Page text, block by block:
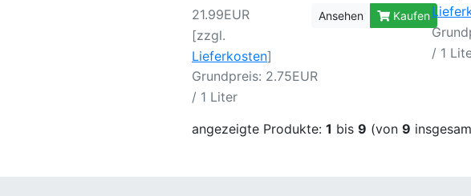
21.99EUR
[zzgl.
Lieferkosten]
Grundpreis: 2.75EUR
/ 1 Liter
Ansehen Kaufen
/ 1
angezeigte Produkte: 1 bis 9 (von 9